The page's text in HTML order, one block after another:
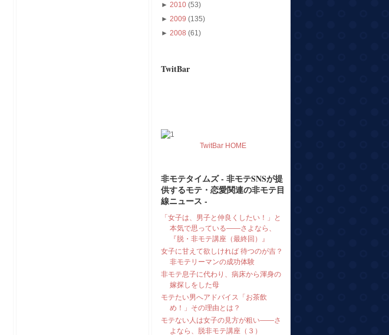
► 2010 (53)
► 2009 (135)
► 2008 (61)
TwitBar
TwitBar HOME
非モテタイムズ - 非モテSNSが提
供するモテ・恋愛関連の非モテ目
線ニュース -
「女子は、男子と仲良くしたい！」と
本気で思っている――さよなら、
『脱・非モテ講座（最終回）』
女子に甘えて欲しければ 待つのが吉？
非モテリーマンの成功体験
非モテ息子に代わり、病床から渾身の
嫁探しをした母
モテたい男へアドバイス「お茶飲
め！」その理由とは？
モテない人は女子の見方が粗い――さ
よなら、脱非モテ講座（３）